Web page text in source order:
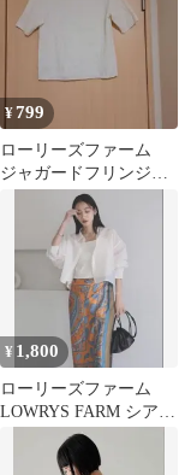
¥799
ローリーズファーム
ジャガードフリンジト
ップス ホワイト
¥ 1,800
ローリーズファーム
LOWRYS FARM シアー
シャツ ブラウス ホワイ